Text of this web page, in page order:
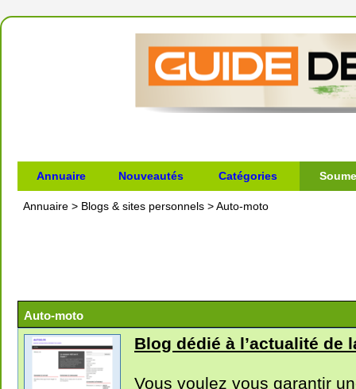
Annuaire Nouveautés Catégories
Annuaire > Blogs & sites personnels >Auto-moto
Auto-moto
Blog dédié à l’actualité de
Vous voulez vous garantir